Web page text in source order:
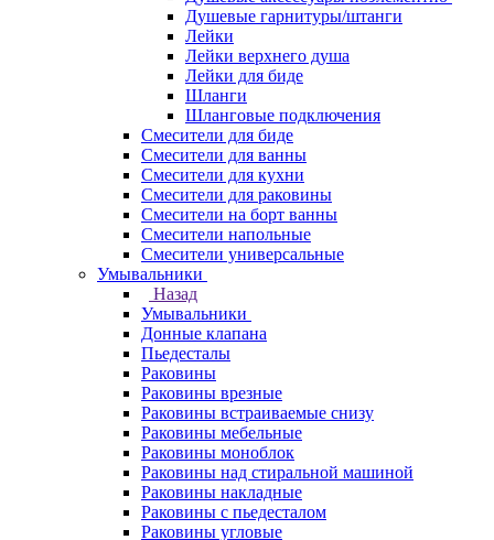
Душевые гарнитуры/штанги
Лейки
Лейки верхнего душа
Лейки для биде
Шланги
Шланговые подключения
Смесители для биде
Смесители для ванны
Смесители для кухни
Смесители для раковины
Смесители на борт ванны
Смесители напольные
Смесители универсальные
Умывальники
Назад
Умывальники
Донные клапана
Пьедесталы
Раковины
Раковины врезные
Раковины встраиваемые снизу
Раковины мебельные
Раковины моноблок
Раковины над стиральной машиной
Раковины накладные
Раковины с пьедесталом
Раковины угловые